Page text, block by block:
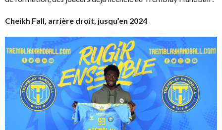
Cheikh Fall, arrière droit, jusqu’en 2024